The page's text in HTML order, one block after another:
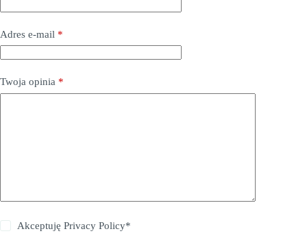
Adres e-mail *
Twoja opinia *
AkceptujęPrivacy Policy*